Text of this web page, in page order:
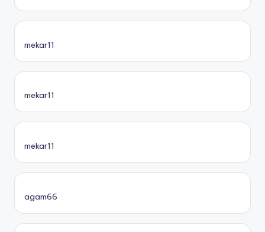
mekar11
mekar11
mekar11
agam66